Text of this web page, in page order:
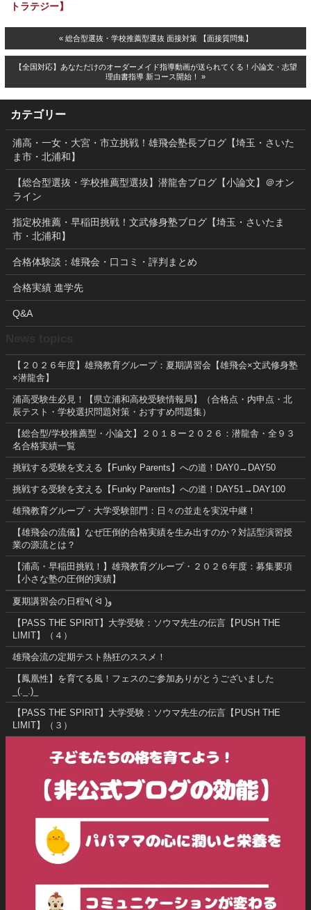
トラテジー】
« 総合型選抜・学校推薦型選抜 面接対策 【面接質問集】
【全国対応】あなただけのオーダーメイド指導動画が送られてくる！小論文・志望
理由書指導 新コース開始！ »
カテゴリー
浦高・一女・大宮・市立挑戦！雄飛会塾長ブログ【埼玉・さいた
ま市・北浦和】
【総合型選抜・学校推薦型選抜】潜龍舎ブログ【小論文】＠オン
ライン
指定校推薦・早稲田挑戦！文武修身塾ブログ【埼玉・さいたま
市・北浦和】
合格体験談：雄飛会・口コミ・評判まとめ
合格実績 進学先
Q&A
【２０２６年度】雄飛教育グループ：夏期講習会【雄飛会×文武修身塾
×潜龍舎】
浦高受験生必見！【県立浦和高校受験情報局】（合格点・内申点・北
辰テスト・学校選択問題対策・おすすめ問題集）
【総合型/学校推薦型・小論文】２０１８ー２０２６：潜龍舎・全９３
名合格実績一覧
挑戦する受験を支える【Funky Parents】への道！DAY0→DAY50
挑戦する受験を支える【Funky Parents】への道！DAY51→DAY100
雄飛教育グループ・大学受験部門：日々の並走を実況中継！
【雄飛会の流儀】なぜ圧倒的合格実績を生み出すのか？対話型演習授
業の源流とは？
【浦高・早稲田挑戦！】雄飛教育グループ・２０２６年度：募集要項
【小さな塾の圧倒的実績】
夏期講習会の日程٩( ᐛ )و
【PASS THE SPIRIT】大学受験：ソウマ先生の伝言【PUSH THE
LIMIT】（４）
雄飛会流の定期テスト熱狂のススメ！
【鳳凰性】を育てる風！フェスのご参加ありがとうございました
_(._.)_
【PASS THE SPIRIT】大学受験：ソウマ先生の伝言【PUSH THE
LIMIT】（３）